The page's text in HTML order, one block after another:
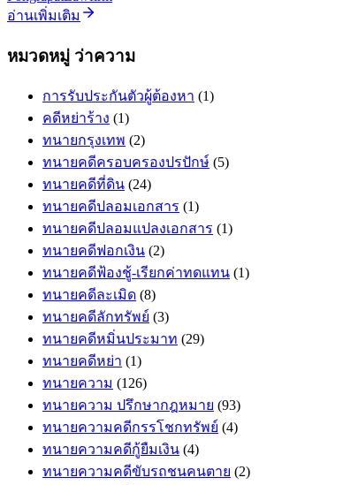
อ่านเพิ่มเติม
หมวดหมู่ ว่าความ
การรับประกันตัวผู้ต้องหา (1)
คดีหย่าร้าง (1)
ทนายกรุงเทพ (2)
ทนายคดีครอบครองปรปักษ์ (5)
ทนายคดีที่ดิน (24)
ทนายคดีปลอมเอกสาร (1)
ทนายคดีปลอมแปลงเอกสาร (1)
ทนายคดีฟอกเงิน (2)
ทนายคดีฟ้องชู้-เรียกค่าทดแทน (1)
ทนายคดีละเมิด (8)
ทนายคดีลักทรัพย์ (3)
ทนายคดีหมิ่นประมาท (29)
ทนายคดีหย่า (1)
ทนายความ (126)
ทนายความ ปรึกษากฎหมาย (93)
ทนายความคดีกรรโชกทรัพย์ (4)
ทนายความคดีกู้ยืมเงิน (4)
ทนายความคดีขับรถชนคนตาย (2)